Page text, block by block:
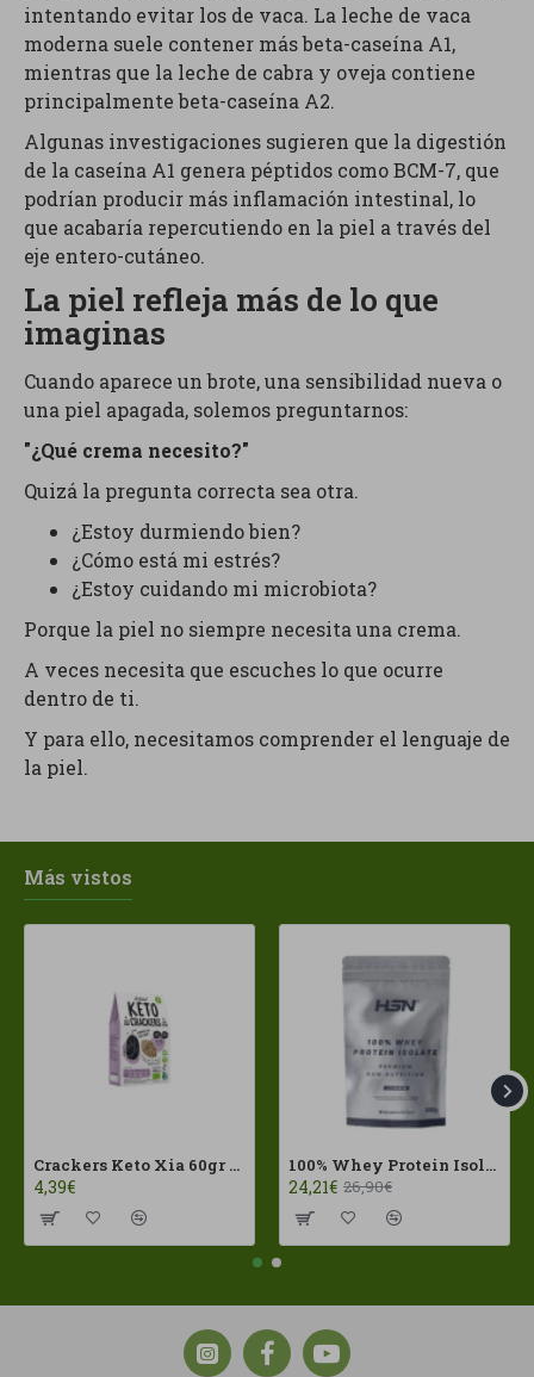
intentando evitar los de vaca. La leche de vaca
moderna suele contener más beta-caseína A1,
mientras que la leche de cabra y oveja contiene
principalmente beta-caseína A2.
Algunas investigaciones sugieren que la digestión
de la caseína A1 genera péptidos como BCM-7, que
podrían producir más inflamación intestinal, lo
que acabaría repercutiendo en la piel a través del
eje entero-cutáneo.
La piel refleja más de lo que
imaginas
Cuando aparece un brote, una sensibilidad nueva o
una piel apagada, solemos preguntarnos:
"¿Qué crema necesito?"
Quizá la pregunta correcta sea otra.
¿Estoy durmiendo bien?
¿Cómo está mi estrés?
¿Estoy cuidando mi microbiota?
Porque la piel no siempre necesita una crema.
A veces necesita que escuches lo que ocurre
dentro de ti.
Y para ello, necesitamos comprender el lenguaje de
la piel.
Más vistos
Crackers Keto Xia 60gr Joice Foods ECO
4,39€
100% Whey Protein Isolate 500g HSN
24,21€ 26,90€